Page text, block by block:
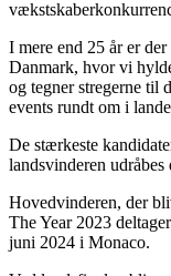
I mere end 25 år er
Danmark, hvor vi
og tegner stregerne til
events rundt om i
De stærkeste
landsvinderen
Hovedvinderen, der
The Year 2023
juni 2024 i Monaco.